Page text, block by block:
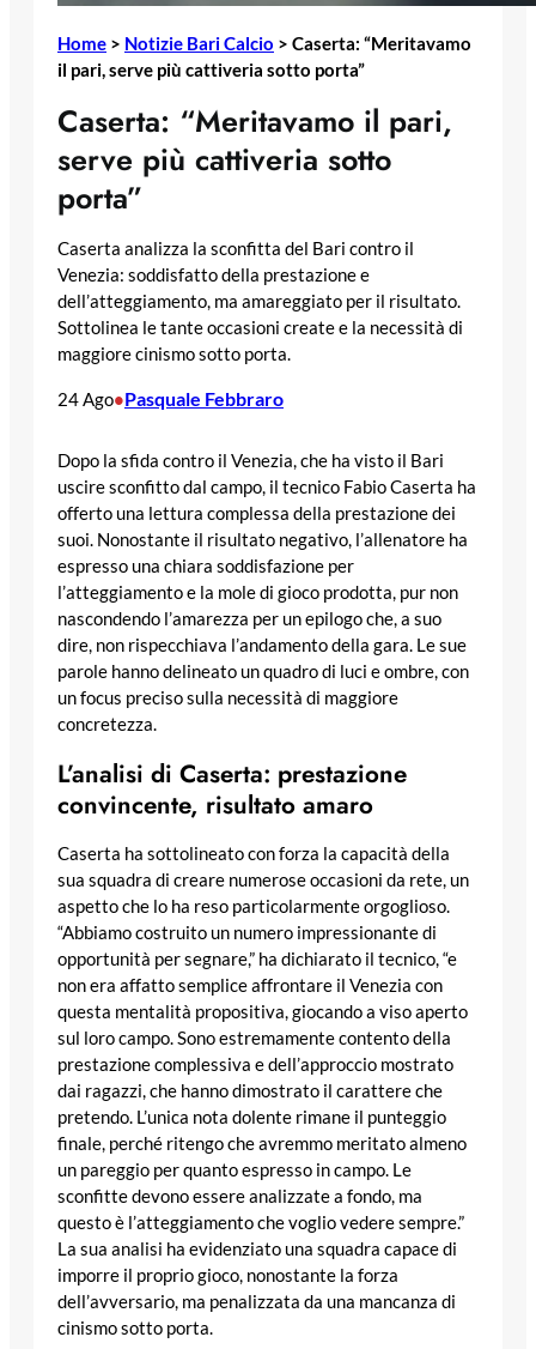
Home > Notizie Bari Calcio > Caserta: “Meritavamo
il pari, serve più cattiveria sotto porta”
Caserta: “Meritavamo il pari,
serve più cattiveria sotto
porta”
Caserta analizza la sconfitta del Bari contro il
Venezia: soddisfatto della prestazione e
dell’atteggiamento, ma amareggiato per il risultato.
Sottolinea le tante occasioni create e la necessità di
maggiore cinismo sotto porta.
24 Ago•Pasquale Febbraro
Dopo la sfida contro il Venezia, che ha visto il Bari
uscire sconfitto dal campo, il tecnico Fabio Caserta ha
offerto una lettura complessa della prestazione dei
suoi. Nonostante il risultato negativo, l’allenatore ha
espresso una chiara soddisfazione per
l’atteggiamento e la mole di gioco prodotta, pur non
nascondendo l’amarezza per un epilogo che, a suo
dire, non rispecchiava l’andamento della gara. Le sue
parole hanno delineato un quadro di luci e ombre, con
un focus preciso sulla necessità di maggiore
concretezza.
L’analisi di Caserta: prestazione
convincente, risultato amaro
Caserta ha sottolineato con forza la capacità della
sua squadra di creare numerose occasioni da rete, un
aspetto che lo ha reso particolarmente orgoglioso.
“Abbiamo costruito un numero impressionante di
opportunità per segnare,” ha dichiarato il tecnico, “e
non era affatto semplice affrontare il Venezia con
questa mentalità propositiva, giocando a viso aperto
sul loro campo. Sono estremamente contento della
prestazione complessiva e dell’approccio mostrato
dai ragazzi, che hanno dimostrato il carattere che
pretendo. L’unica nota dolente rimane il punteggio
finale, perché ritengo che avremmo meritato almeno
un pareggio per quanto espresso in campo. Le
sconfitte devono essere analizzate a fondo, ma
questo è l’atteggiamento che voglio vedere sempre.”
La sua analisi ha evidenziato una squadra capace di
imporre il proprio gioco, nonostante la forza
dell’avversario, ma penalizzata da una mancanza di
cinismo sotto porta.